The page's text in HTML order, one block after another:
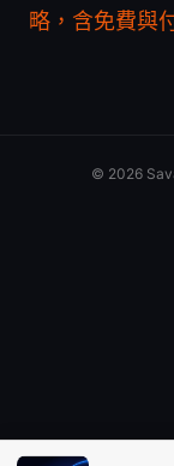
略，含免費與
© 2026